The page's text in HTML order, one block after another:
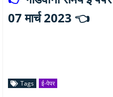
07 मार्च 2023 👈
Tags ई-पेपर